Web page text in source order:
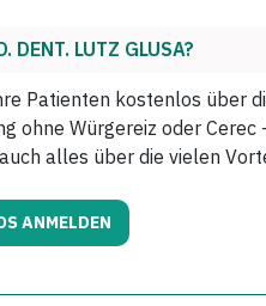
DENT. LUTZ GLUSA?
Patienten kostenlos über
ohne Würgereiz oder
alles über die vielen
ANMELDEN